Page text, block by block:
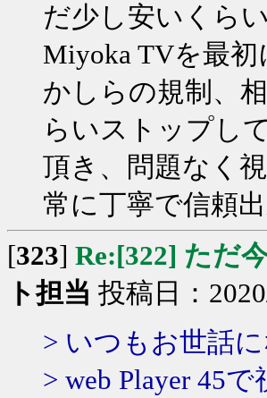
だ少し安いくら
Miyoka TVを最
かしらの規制、
らいストップし
頂き、問題なく
常に丁寧で信頼
[323] Re:[322] ただ
ト担当 投稿日：
> いつもお世話
> web Player 45